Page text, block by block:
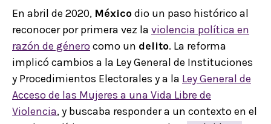
En abril de 2020, Méxicodio un paso histórico al
reconocer por primera vez la violencia política en
razón de género como un delito. La reforma
implicó cambios a la Ley General de Instituciones
y Procedimientos Electorales y a la Ley General de
Acceso de las Mujeres a una Vida Libre de
Violencia, y buscaba responder a un contexto en el